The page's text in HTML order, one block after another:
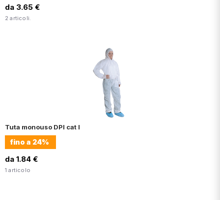
da 3.65 €
2 articoli.
Tuta monouso DPI cat I
fino a 24%
da 1.84 €
1 articolo